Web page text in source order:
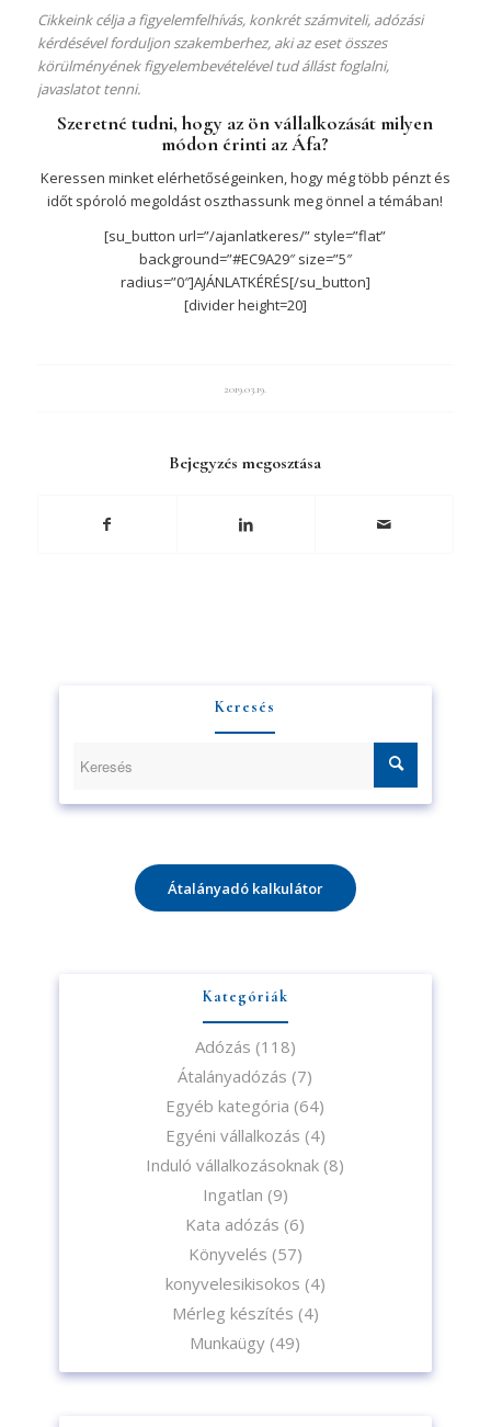
Cikkeink célja a figyelemfelhívás, konkrét számviteli, adózási
kérdésével forduljon szakemberhez, aki az eset összes
körülményének figyelembevételével tud állást foglalni,
javaslatot tenni.
Szeretné tudni, hogy az ön vállalkozását milyen
módon érinti az Áfa?
Keressen minket elérhetőségeinken, hogy még több pénzt és
időt spóroló megoldást oszthassunk meg önnel a témában!
[su_button url=”/ajanlatkeres/” style=”flat”
background=”#EC9A29″ size=”5″
radius=”0″]AJÁNLATKÉRÉS[/su_button]
[divider height=20]
2019.03.19.
Bejegyzés megosztása
Keresés
Átalányadó kalkulátor
Kategóriák
Adózás (118)
Átalányadózás (7)
Egyéb kategória (64)
Egyéni vállalkozás (4)
Induló vállalkozásoknak (8)
Ingatlan (9)
Kata adózás (6)
Könyvelés (57)
konyvelesikisokos (4)
Mérleg készítés (4)
Munkaügy (49)